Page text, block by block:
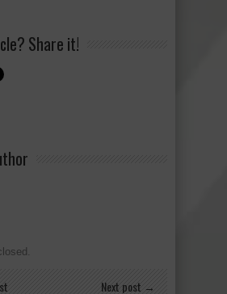
Share it!
Next post →